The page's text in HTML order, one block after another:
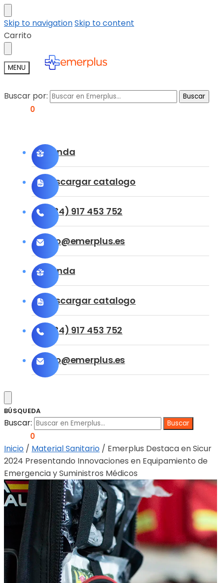
Skip to navigationSkip to content
Carrito
MENU
Buscar por: Buscar
0
Tienda
Descargar catalogo
(+34) 917 453 752
info@emerplus.es
Tienda
Descargar catalogo
(+34) 917 453 752
info@emerplus.es
BÚSQUEDA
Buscar:
0
Inicio / Material Sanitario / Emerplus Destaca en Sicur
2024 Presentando Innovaciones en Equipamiento de
Emergencia y Suministros Médicos